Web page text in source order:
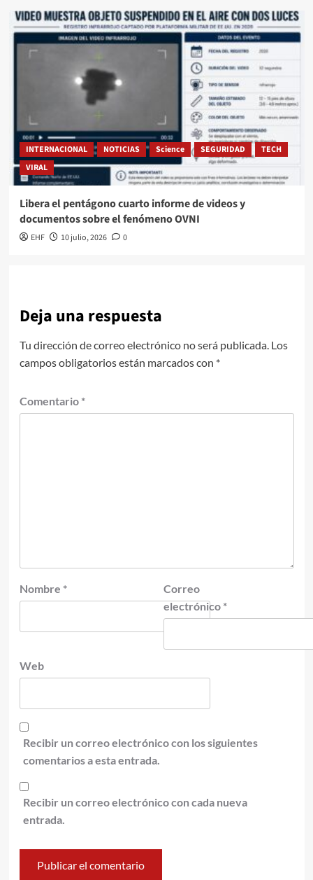
INTERNACIONAL NOTICIAS Science SEGURIDAD
TECH
VIRAL
Libera el pentágono cuarto informe de videos y
documentos sobre el fenómeno OVNI
EHF 10 julio, 2026 0
Deja una respuesta
Tu dirección de correo electrónico no será publicada. Los
campos obligatorios están marcados con *
Comentario *
Nombre *
Correo
electrónico *
Web
Recibir un correo electrónico con los siguientes
comentarios a esta entrada.
Recibir un correo electrónico con cada nueva
entrada.